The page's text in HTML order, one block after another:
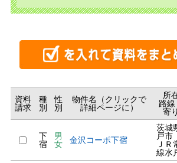
資料
請求
種
別
性
別
物件名（クリックで
詳細ページに）
所
路
寄
下
宿
男
女
金沢コーポ下宿
茨城
戸市
ＪＲ
線水